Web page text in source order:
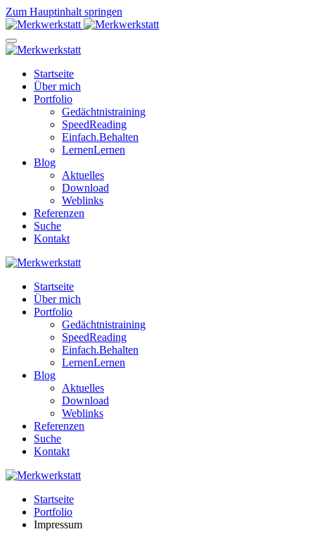
Zum Hauptinhalt springen
Startseite
Über mich
Portfolio
Gedächtnistraining
SpeedReading
Einfach.Behalten
LernenLernen
Blog
Aktuelles
Download
Weblinks
Referenzen
Suche
Kontakt
Startseite
Über mich
Portfolio
Gedächtnistraining
SpeedReading
Einfach.Behalten
LernenLernen
Blog
Aktuelles
Download
Weblinks
Referenzen
Suche
Kontakt
Startseite
Portfolio
Impressum